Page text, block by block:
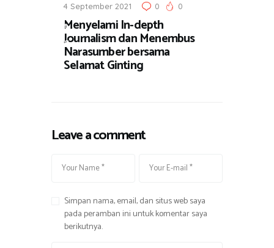
i
t
a
4 September 2021 0 0
Menyelami In-depth
Journalism dan Menembus
Narasumber bersama
Selamat Ginting
Leave a comment
Simpan nama, email, dan situs web saya
pada peramban ini untuk komentar saya
berikutnya.